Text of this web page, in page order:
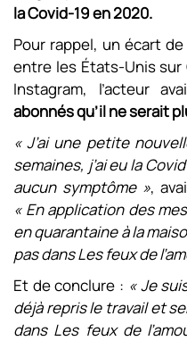
la Covid-19 en 2020.
Pour rappel, un écart
entre les États-Unis sur
Instagram, l’acteur
abonnés qu’il ne serait
« J’ai une petite
semaines, j’ai eu la
aucun symptôme »,
« En application des
en quarantaine à la
pas dans Les feux de
Et de conclure : « Je
déjà repris le travail et
dans Les feux de